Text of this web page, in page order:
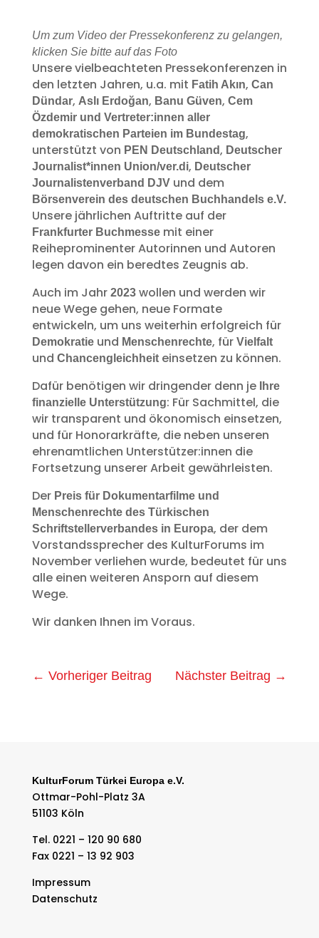
Um zum Video der Pressekonferenz zu gelangen,
klicken Sie bitte auf das Foto
Unsere vielbeachteten Pressekonferenzen in
den letzten Jahren, u.a. mit Fatih Akın, Can
Dündar, Aslı Erdoğan, Banu Güven, Cem
Özdemir und Vertreter:innen aller
demokratischen Parteien im Bundestag,
unterstützt von PEN Deutschland, Deutscher
Journalist*innen Union/ver.di, Deutscher
Journalistenverband DJVund dem
Börsenverein des deutschen Buchhandels e.V.
Unsere jährlichen Auftritte auf der
Frankfurter Buchmesse mit einer
Reiheprominenter Autorinnen und Autoren
legen davon ein beredtes Zeugnis ab.
Auch im Jahr2023wollen und werden wir
neue Wege gehen, neue Formate
entwickeln, um uns weiterhin erfolgreich für
Demokratie und Menschenrechte, für Vielfalt
und Chancengleichheiteinsetzen zu können.
Dafür benötigen wir dringender denn je
Ihre
finanzielle Unterstützung: Für Sachmittel, die
wir transparent und ökonomisch einsetzen,
und für Honorarkräfte, die neben unseren
ehrenamtlichen Unterstützer:innen die
Fortsetzung unserer Arbeit gewährleisten.
Der Preis für Dokumentarfilme und
Menschenrechte des Türkischen
Schriftstellerverbandes in Europa, der dem
Vorstandssprecher des KulturForums im
November verliehen wurde, bedeutet für uns
alle einen weiteren Ansporn auf diesem
Wege.
Wir danken Ihnen im Voraus.
← Vorheriger Beitrag Nächster Beitrag →
KulturForum Türkei Europa e.V.
Ottmar-Pohl-Platz 3A
51103 Köln
Tel. 0221 – 120 90 680
Fax 0221 – 13 92 903
Impressum
Datenschutz